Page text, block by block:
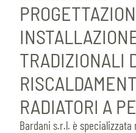
TRADIZIONALI
RADIATORI A
Bardani s.r.l. è specializzata